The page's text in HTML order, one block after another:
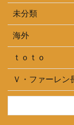
未分類
海外
ｔｏｔｏ
Ｖ・ファーレン